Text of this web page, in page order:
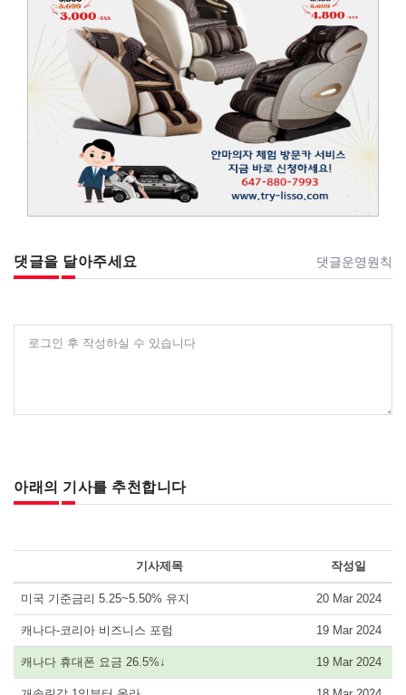
댓글을 달아주세요 댓글운영원칙
로그인 후 작성하실 수 있습니다
아래의 기사를 추천합니다
기사제목 작성일
미국 기준금리 5.25~5.50% 유지 20 Mar 2024
캐나다-코리아 비즈니스 포럼 19 Mar 2024
캐나다 휴대폰 요금 26.5%↓ 19 Mar 2024